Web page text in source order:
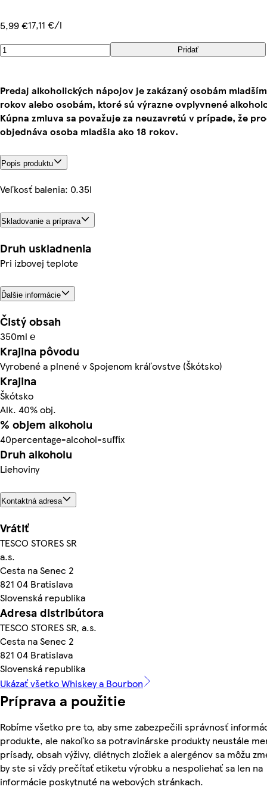
5,99 €17,11 €/l
Pridať
Predaj alkoholických nápojov je zakázaný osobám
rokov alebo osobám, ktoré sú výrazne ovplyvnené
Kúpna zmluva sa považuje za neuzavretú v prípade, že
objednáva osoba mladšia ako 18 rokov.
Popis produktu
Veľkosť balenia: 0.35l
Skladovanie a príprava
Druh uskladnenia
Pri izbovej teplote
Ďalšie informácie
Čistý obsah
350ml ℮
Krajina pôvodu
Vyrobené a plnené v Spojenom kráľovstve (Škótsko)
Krajina
Škótsko
Alk. 40% obj.
% objem alkoholu
40percentage-alcohol-suffix
Druh alkoholu
Liehoviny
Kontaktná adresa
Vrátiť
TESCO STORES SR
a.s.
Cesta na Senec 2
821 04 Bratislava
Slovenská republika
Adresa distribútora
TESCO STORES SR, a.s.
Cesta na Senec 2
821 04 Bratislava
Slovenská republika
Ukázať všetko Whiskey a Bourbon
Príprava a použitie
Robíme všetko pre to, aby sme zabezpečili správnosť
produkte, ale nakoľko sa potravinárske produkty neustále
prísady, obsah výživy, diétnych zložiek a alergénov sa môžu
by ste si vždy prečítať etiketu výrobku a nespoliehať sa len na
informácie poskytnuté na webových stránkach.